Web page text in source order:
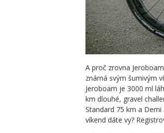
A proč zrovna
známá svým šumivým
Jeroboam je 3000 ml
km dlouhé, gravel
Standard 75 km a Demi
víkend dáte vy?